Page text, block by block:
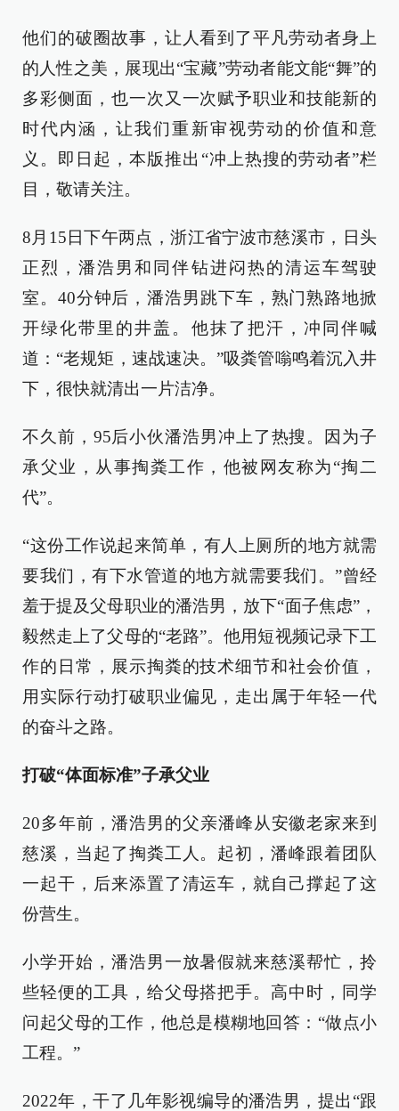
他们的破圈故事，让人看到了平凡劳动者身上
的人性之美，展现出“宝藏”劳动者能文能“舞”的
多彩侧面，也一次又一次赋予职业和技能新的
时代内涵，让我们重新审视劳动的价值和意
义。即日起，本版推出“冲上热搜的劳动者”栏
目，敬请关注。
8月15日下午两点，浙江省宁波市慈溪市，日头
正烈，潘浩男和同伴钻进闷热的清运车驾驶
室。40分钟后，潘浩男跳下车，熟门熟路地掀
开绿化带里的井盖。他抹了把汗，冲同伴喊
道：“老规矩，速战速决。”吸粪管嗡鸣着沉入井
下，很快就清出一片洁净。
不久前，95后小伙潘浩男冲上了热搜。因为子
承父业，从事掏粪工作，他被网友称为“掏二
代”。
“这份工作说起来简单，有人上厕所的地方就需
要我们，有下水管道的地方就需要我们。”曾经
羞于提及父母职业的潘浩男，放下“面子焦虑”，
毅然走上了父母的“老路”。他用短视频记录下工
作的日常，展示掏粪的技术细节和社会价值，
用实际行动打破职业偏见，走出属于年轻一代
的奋斗之路。
打破“体面标准”子承父业
20多年前，潘浩男的父亲潘峰从安徽老家来到
慈溪，当起了掏粪工人。起初，潘峰跟着团队
一起干，后来添置了清运车，就自己撑起了这
份营生。
小学开始，潘浩男一放暑假就来慈溪帮忙，拎
些轻便的工具，给父母搭把手。高中时，同学
问起父母的工作，他总是模糊地回答：“做点小
工程。”
2022年，干了几年影视编导的潘浩男，提出“跟